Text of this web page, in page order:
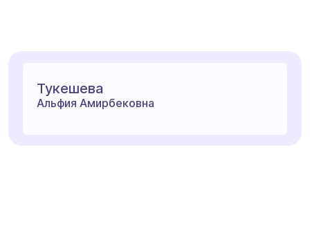
Тукешева
Альфия Амирбековна